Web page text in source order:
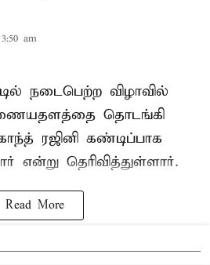
am
நடைபெற்ற விழாவில்
தொடங்கி
ரஜினி கண்டிப்பாக
தெரிவித்துள்ளார்.
Read More